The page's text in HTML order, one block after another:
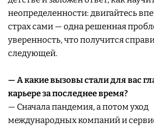
неопределенности: двигайтесь
страх сами — одна решенная
уверенность, что получится
следующей.
— А какие вызовы стали для вас
карьере за последнее время?
— Сначала пандемия, а потом уход
международных компаний и